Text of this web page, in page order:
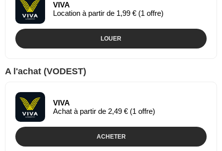
VIVA
Location à partir de 1,99 € (1 offre)
LOUER
A l'achat (VODEST)
VIVA
Achat à partir de 2,49 € (1 offre)
ACHETER